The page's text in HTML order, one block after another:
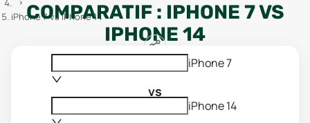
iPhone 7 vs iPhone 14
COMPARATIF : IPHONE 7VS
IPHONE 14
iPhone 7
vs
iPhone 14